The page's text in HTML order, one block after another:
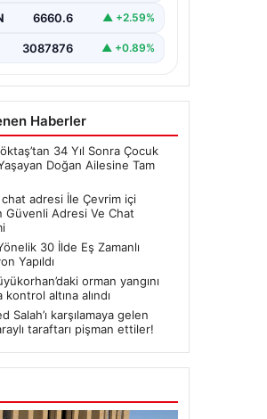
6660.6 ▲ +2.59%
3087876 ▲ +0.89%
Haberler
34 Yıl Sonra Çocuk
Doğan Ailesine Tam
adresi İle Çevrim içi
Güvenli Adresi Ve Chat
30 İlde Eş Zamanlı
Yapıldı
orman yangını
kontrol altına alındı
Salah’ı karşılamaya gelen
taraftarı pişman ettiler!